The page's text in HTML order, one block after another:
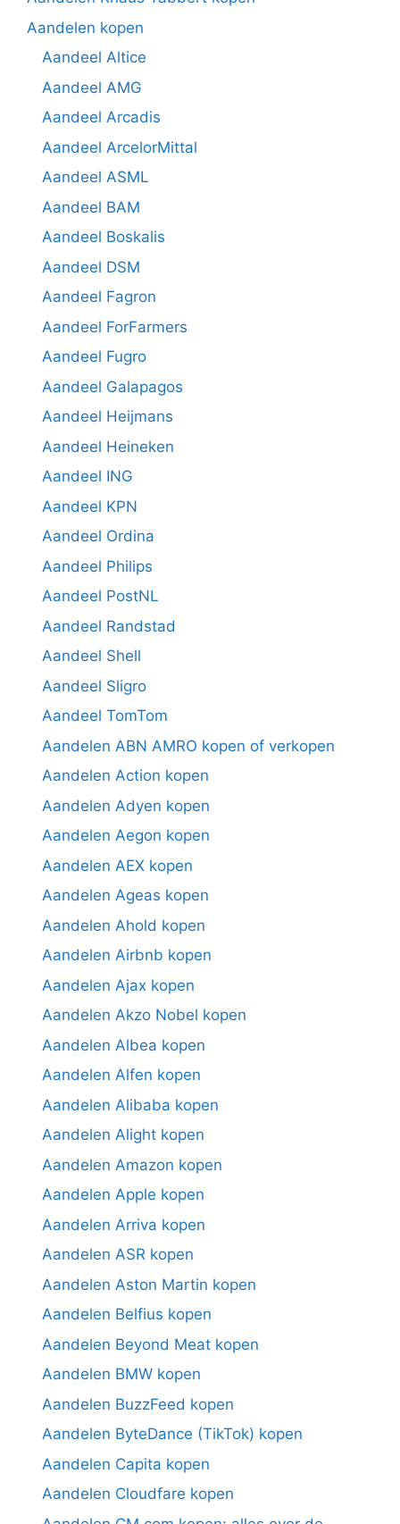
Aandelen kopen
Aandeel Altice
Aandeel AMG
Aandeel Arcadis
Aandeel ArcelorMittal
Aandeel ASML
Aandeel BAM
Aandeel Boskalis
Aandeel DSM
Aandeel Fagron
Aandeel ForFarmers
Aandeel Fugro
Aandeel Galapagos
Aandeel Heijmans
Aandeel Heineken
Aandeel ING
Aandeel KPN
Aandeel Ordina
Aandeel Philips
Aandeel PostNL
Aandeel Randstad
Aandeel Shell
Aandeel Sligro
Aandeel TomTom
Aandelen ABN AMRO kopen of verkopen
Aandelen Action kopen
Aandelen Adyen kopen
Aandelen Aegon kopen
Aandelen AEX kopen
Aandelen Ageas kopen
Aandelen Ahold kopen
Aandelen Airbnb kopen
Aandelen Ajax kopen
Aandelen Akzo Nobel kopen
Aandelen Albea kopen
Aandelen Alfen kopen
Aandelen Alibaba kopen
Aandelen Alight kopen
Aandelen Amazon kopen
Aandelen Apple kopen
Aandelen Arriva kopen
Aandelen ASR kopen
Aandelen Aston Martin kopen
Aandelen Belfius kopen
Aandelen Beyond Meat kopen
Aandelen BMW kopen
Aandelen BuzzFeed kopen
Aandelen ByteDance (TikTok) kopen
Aandelen Capita kopen
Aandelen Cloudfare kopen